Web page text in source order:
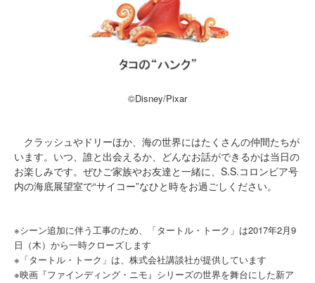
©Disney/Pixar
クラッシュやドリーほか、海の世界にはたくさんの仲間たちが
います。いつ、誰と出会えるか、どんなお話ができるかは当日の
お楽しみです。ぜひご家族やお友達と一緒に、S.S.コロンビア号
内の海底展望室で“サイコー”なひと時をお過ごしください。
※シーン追加に伴う工事のため、「タートル・トーク」は2017年2月9
日（木）から一時クローズします
※「タートル・トーク」は、株式会社講談社が提供しています
※映画『ファインディング・ニモ』シリーズの世界を舞台にした新ア